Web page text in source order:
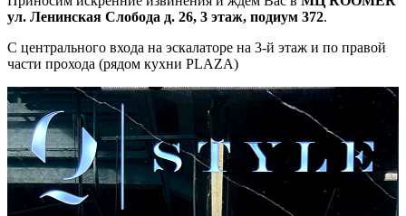
ул. Ленинская Слобода д. 26, 3 этаж, подиум 372.
С центрального входа на эскалаторе на 3-й этаж и по правой
части прохода (рядом кухни PLAZA)